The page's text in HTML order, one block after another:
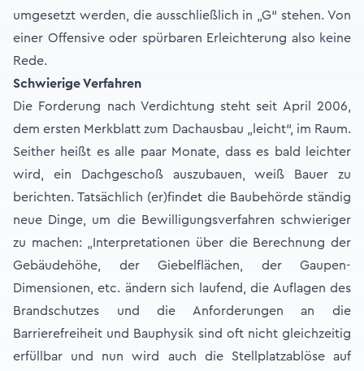
umgesetzt werden, die ausschließlich in „G“ stehen. Von
einer Offensive oder spürbaren Erleichterung also keine
Rede.
Schwierige Verfahren
Die Forderung nach Verdichtung steht seit April 2006,
dem ersten Merkblatt zum Dachausbau „leicht“, im Raum.
Seither heißt es alle paar Monate, dass es bald leichter
wird, ein Dachgeschoß auszubauen, weiß Bauer zu
berichten. Tatsächlich (er)findet die Baubehörde ständig
neue Dinge, um die Bewilligungsverfahren schwieriger
zu machen: „Interpretationen über die Berechnung der
Gebäudehöhe, der Giebelflächen, der Gaupen-
Dimensionen, etc. ändern sich laufend, die Auflagen des
Brandschutzes und die Anforderungen an die
Barrierefreiheit und Bauphysik sind oft nicht gleichzeitig
erfüllbar und nun wird auch die Stellplatzablöse auf